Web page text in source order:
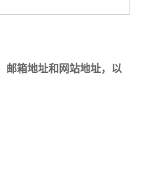
邮箱地址和网站地址，以